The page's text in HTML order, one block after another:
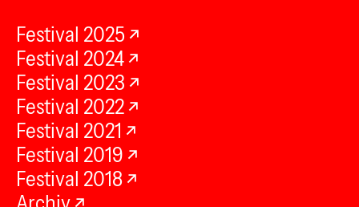
Festival 2025
Festival 2024
Festival 2023
Festival 2022
Festival 2021
Festival 2019
Festival 2018